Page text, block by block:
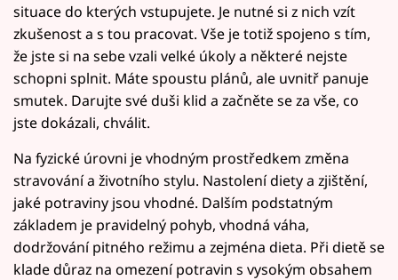
situace do kterých vstupujete. Je nutné si z nich vzít
zkušenost a s tou pracovat. Vše je totiž spojeno s tím,
že jste si na sebe vzali velké úkoly a některé nejste
schopni splnit. Máte spoustu plánů, ale uvnitř panuje
smutek. Darujte své duši klid a začněte se za vše, co
jste dokázali, chválit.
Na fyzické úrovni je vhodným prostředkem změna
stravování a životního stylu. Nastolení diety a zjištění,
jaké potraviny jsou vhodné. Dalším podstatným
základem je pravidelný pohyb, vhodná váha,
dodržování pitného režimu a zejména dieta. Při dietě se
klade důraz na omezení potravin s vysokým obsahem